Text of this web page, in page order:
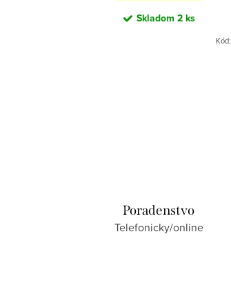
Skladom 2 ks
Kód:
Poradenstvo
Telefonicky/online